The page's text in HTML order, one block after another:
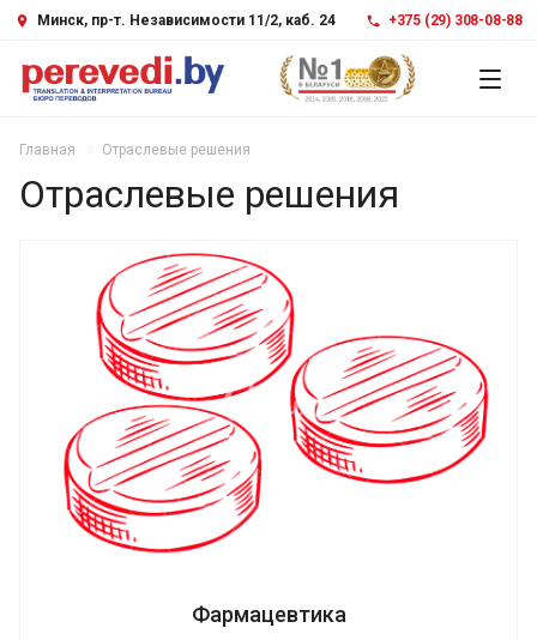
Минск, пр-т. Независимости 11/2, каб. 24 +375 (29) 308-08-88
Главная Отраслевые решения
Отраслевые решения
Фармацевтика